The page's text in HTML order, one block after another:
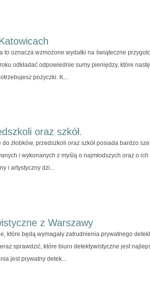
to oznacza wzmożone wydatki na świąteczne
odkładać odpowiednie sumy pieniędzy, które
pożyczki. K...
oraz szkół.
żłobków, przedszkoli oraz szkół posiada bardzo
i wykonanych z myślą o najmłodszych oraz o
i artystyczny dzi...
z Warszawy
które będą wymagały zatrudnienia prywatnego
sprawdzić, które biuro detektywistyczne jest
jest prywatny detek...